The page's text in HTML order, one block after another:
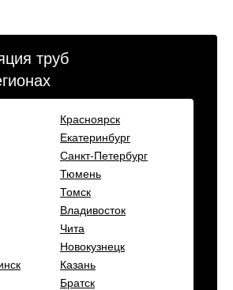
труб
Красноярск
Екатеринбург
Санкт-Петербург
Тюмень
Томск
Владивосток
Чита
Новокузнецк
Казань
Братск